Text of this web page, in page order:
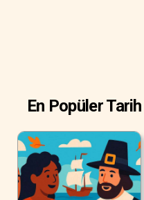
En Popüler